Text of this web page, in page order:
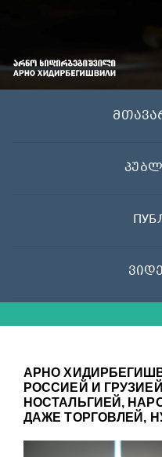
АРНО
РОССИЕЙ И
НОСТАЛЬГИЕЙ,
ДАЖЕ ТОРГОВЛЕЙ,